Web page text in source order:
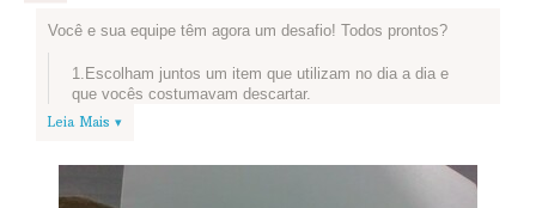
Você e sua equipe têm agora um desafio! Todos prontos?
1.Escolham juntos um item que utilizam no dia a dia e
que vocês costumavam descartar.
2.Pausa! Vamos conhecer o projeto que os alunos e
reutilizar o que antes ia para o lixo? As ideias dessa
turma são super legais e podem inspirar a sua equipe:
Leia Mais ▾